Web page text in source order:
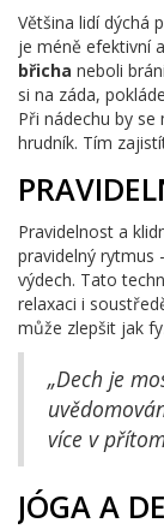
Většina lidí dýchá
je méně efektivní
břicha neboli
si na záda,
Při nádechu by
hrudník. Tím
Pravidelnost a
pravidelný rytmus
výdech. Tato
relaxaci i
může zlepšit jak
„Dech je
více v
JÓGA A